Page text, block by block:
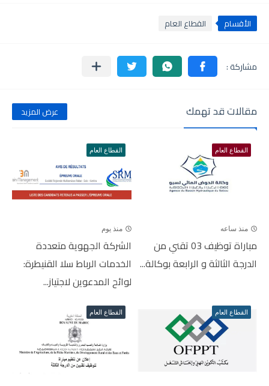
الأقسام القطاع العام
مقالات قد تهمك عرض المزيد
القطاع العام
منذ ساعه
مباراة توظيف 03 تقني من
الدرجة الثالثة و الرابعة بوكالة...
القطاع العام
منذ يوم
الشركة الجهوية متعددة
الخدمات الرباط سلا القنيطرة:
لوائح المدعوين لاجتياز...
القطاع العام القطاع العام